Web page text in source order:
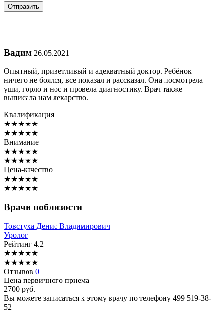
Вадим 26.05.2021
Опытный, приветливый и адекватный доктор. Ребёнок
ничего не боялся, все показал и рассказал. Она посмотрела
уши, горло и нос и провела диагностику. Врач также
выписала нам лекарство.
Квалификация
★★★★★
★★★★★
Внимание
★★★★★
★★★★★
Цена-качество
★★★★★
★★★★★
Врачи поблизости
Товстуха Денис Владимирович
Уролог
Рейтинг 4.2
★★★★★
★★★★★
Отзывов 0
Цена первичного приема
2700 руб.
Вы можете записаться к этому врачу по телефону 499 519-38-
52